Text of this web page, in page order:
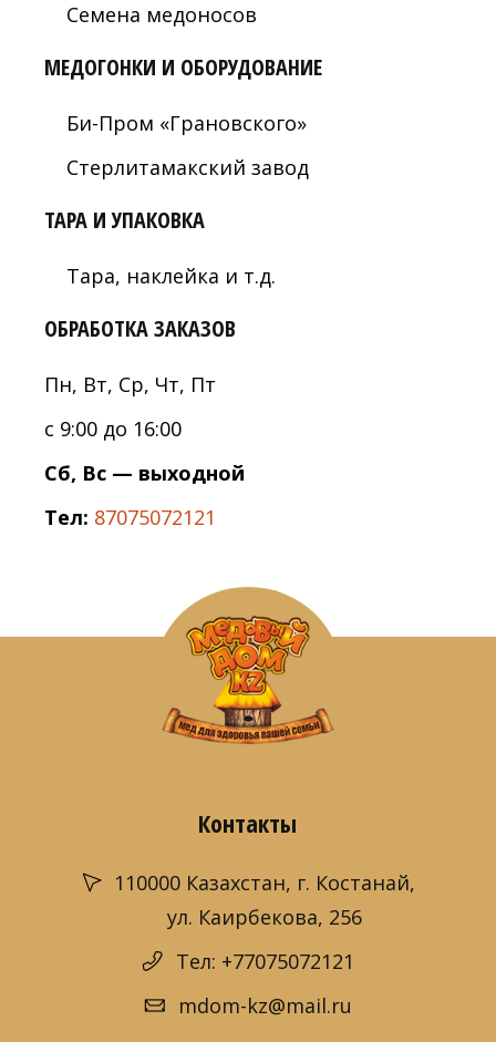
Семена медоносов
МЕДОГОНКИ И ОБОРУДОВАНИЕ
Би-Пром «Грановского»
Стерлитамакский завод
ТАРА И УПАКОВКА
Тара, наклейка и т.д.
ОБРАБОТКА ЗАКАЗОВ
Пн, Вт, Ср, Чт, Пт
с 9:00 до 16:00
Сб, Вс — выходной
Тел: 87075072121
Контакты
110000 Казахстан, г. Костанай,
ул. Каирбекова, 256
Тел: +77075072121
mdom-kz@mail.ru